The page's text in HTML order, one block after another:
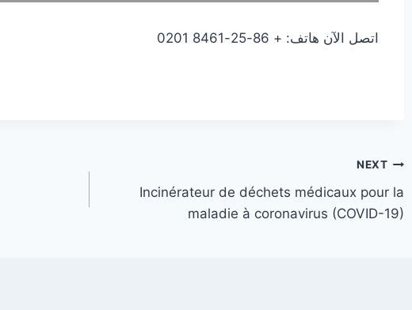
اتصل الآن هاتف: + 86-25-8461 0201
NEXT
Incinérateur de déchets médicaux pour la
maladie à coronavirus (COVID-19)